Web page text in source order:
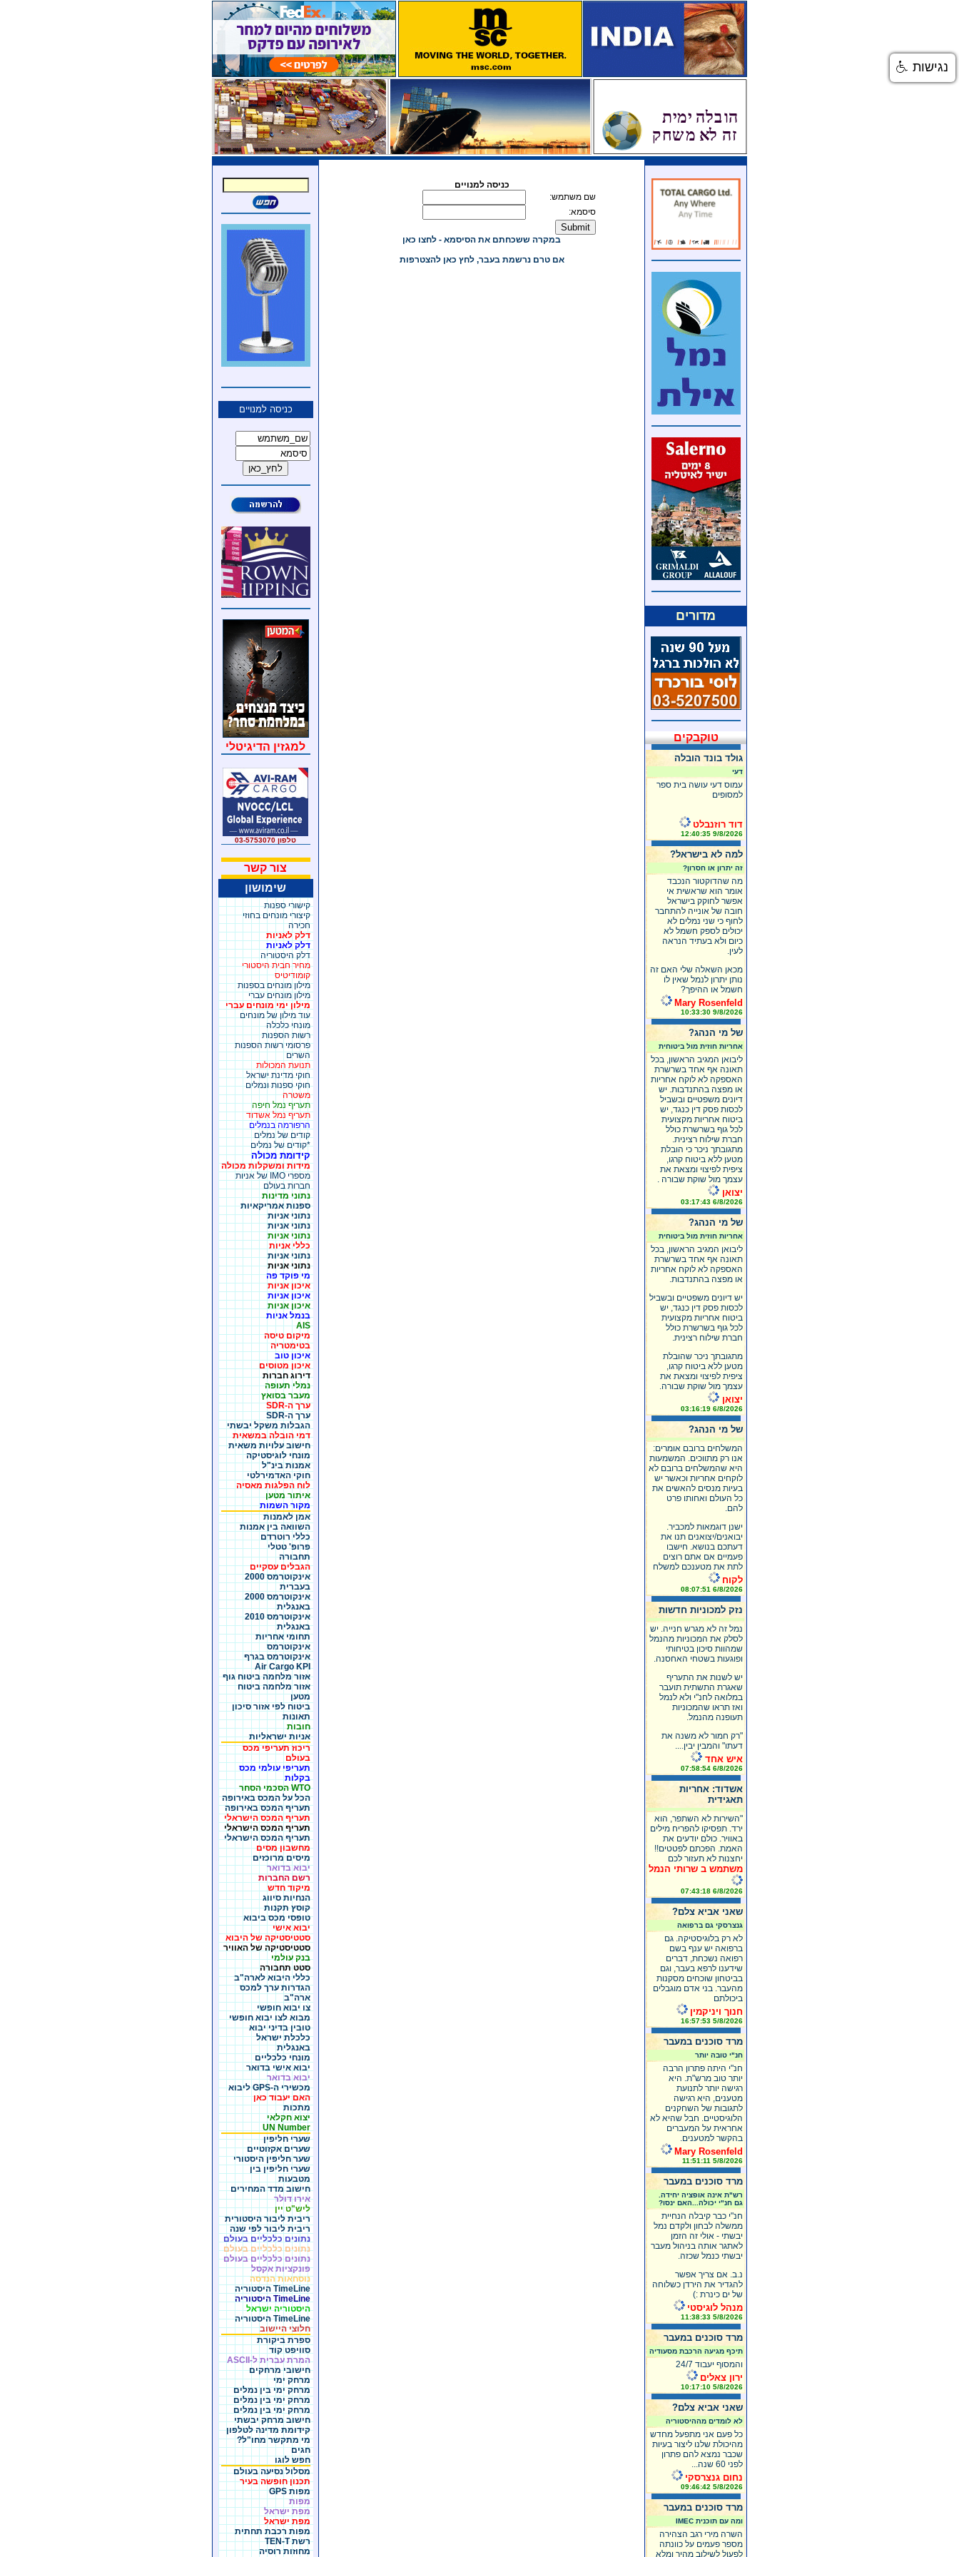
מדורים
טוקבקים
גולד בונד הובלה
דעי
עמוס דעי עושה בית ספר
למסופים
דוד רוזנבלט
9/8/2026 12:40:35
למה לא בישראל?
זה יתרון או חסרון?
מה שהדוקטור הנכבד
אומר הוא שראשית אי
אפשר לחוקק בישראל
חובה של אונייה להתחבר
לחוף כי שני נמלים לא
יכולים לספק חשמל לא
כיום ולא בעתיד הנראה
לעין.
מכאן השאלה שלי האם זה
נותן יתרון לנמל שאין לו
חשמל או ההיפך?
Mary Rosenfeld
9/8/2026 10:33:30
של מי הנהג?
אחריות חוזית מול ביטוחית
ליבואן המגיב הראשון, בכל
תאונה אף אחד בשרשרת
האספקה לא לוקח אחריות
או מפצה בהתנדבות. יש
דיונים משפטיים ובשביל
לכסות פסק דין כנגד, יש
ביטוח אחריות מקצועית
לכל גוף בשרשרת כולל
חברת שילוח רצינית.
מתגובתך ניכר כי הובלת
מטען ללא ביטוח קרגו,
ציפית לפיצוי ומצאת את
עצמך מול שוקת שבורה .
יצואן
6/8/2026 03:17:43
של מי הנהג?
אחריות חוזית מול ביטוחית
ליבואן המגיב הראשון, בכל
תאונה אף אחד בשרשרת
האספקה לא לוקח אחריות
או מפצה בהתנדבות.
יש דיונים משפטיים ובשביל
לכסות פסק דין כנגד, יש
ביטוח אחריות מקצועית
לכל גוף בשרשרת כולל
חברת שילוח רצינית.
מתגובתך ניכר שהובלת
מטען ללא ביטוח קרגו,
ציפית לפיצוי ומצאת את
עצמך מול שוקת שבורה.
יצואן
6/8/2026 03:16:19
של מי הנהג?
המשלחים ברובם אומרים:
אנו רק מתווכים. המשמעות
היא שהמשלחים ברובם לא
לוקחים אחריות וכאשר יש
בעיות מנסים להאשים את
כל העולם ואחותו פרט
להם.
ישנן דוגמאות למכביר.
יבואנים/יצואנים תנו את
דעתכם בנושא. חישבו
פעמיים אם אתם רוצים
לתת את מטענכם למשלח
לקוח
6/8/2026 08:07:51
נזק למכוניות חדשות
נמל זה לא מגרש חנייה. יש
לסלק את המכוניות מהנמל
שמהוות סיכון בטיחותי
ופוגעות בשטחי האחסנה.
יש לשנות את התעריף
שאגרת התשתית תועבר
במלואה לחנ"י ולא לנמל
ואז תראו שהמכוניות
תעופנה מהנמל.
"רק חמור לא משנה את
דעתו" והמבין יבין....
איש אחד
6/8/2026 07:58:54
אשדוד: אחריות
תאגידית
"השירות לא השתפר, הוא
ירד. תפסיקו להפריח מילים
באוויר. כולם יודעים את
האמת. הפכתם לפטטים!!
יחצנות לא תעזור לכם
משתמש ב שרותי הנמל
6/8/2026 07:43:18
שאני אביא צלם?
גנצרסקי גם ברפואה
לא רק בלוגיסטיקה. גם
ברפואה יש ענף בשם
רפואה נשכחת, דברים
שידענו לרפא בעבר, וגם
בביטחון שוכחים מסקנות
מהעבר. בני אדם מוגבלים
ביכולתם
חנוך ויניקמין
5/8/2026 16:57:53
מרד סוכנים במעבר
חנ"י טובה יותר
חנ"י היתה פתרון הרבה
יותר טוב מרש"ת. היא
רגישה יותר לתנועת
מטענים, היא רגישה
לתגובות של השחקנים
הלוגיסטיים. חבל שהיא לא
אחראית על המעברים
בהקשר למטענים.
Mary Rosenfeld
5/8/2026 11:51:11
מרד סוכנים במעבר
רש"ת אינה אופציה יחידה.
גם חנ"י יכולה...האם ינסו?
חנ"י כבר קיבלה הנחיית
ממשלה לבחון ולקדם נמל
יבשתי - אולי זה הזמן
לאתגר אותה בניהול מעבר
יבשתי כנמל שכזה.
נ.ב. אם צריך אפשר
להגדיר את הירדן כשלוחה
של ים כינרת :)
מנהל לוגיסטי
5/8/2026 11:38:33
מרד סוכנים במעבר
תיכף מגיעה הרכבת מסעודיה
והמסוף יעבוד 24/7
ירון צאלים
5/8/2026 10:17:10
שאני אביא צלם?
לא לומדים מההיסטוריה
כל פעם אני מתפעל מחדש
מהיכולת שלנו ליצור בעיות
שכבר נמצא להם פתרון
לפני 60 שנה...
נחום גנצרסקי
5/8/2026 09:46:42
מרד סוכנים במעבר
ומה עם תוכנית IMEC
השרה מירי רגב הצהירה
מספר פעמים על כוונתה
לפעול לשילוב מהיר ומלא
כניסה למנויים
שם משתמש:
סיסמא:
במקרה ששכחתם את הסיסמא - לחצו כאן
אם טרם נרשמת בעבר, לחץ כאן להצטרפות
כניסה למנויים
למגזין הדיגיטלי
טלפון 03-5753070
צור קשר
שימושון
קישורי ספנות
קיצורי מונחים בחוזי
חכירה
דלק לאניות
דלק לאניות
דלק היסטוריה
מחיר חבית היסטורי
קומודיטיס
מילון מונחים בספנות
מילון מונחים עברי
מילון ימי מונחים עברי
עוד מילון של מונחים
מונחי כלכלה
רשות הספנות
פרסומי רשות הספנות
השרים
תנועת המכולות
חוקי מדינת ישראל
חוקי ספנות ונמלים
משטרה
תעריף נמל חיפה
תעריף נמל אשדוד
הרפורמה בנמלים
קודים של נמלים
*קודים של נמלים
קידומת מכולה
מידות ומשקלות מכולה
מספרי IMO של אניות
חברות בעולם
נתוני מדינות
ספנות אמריקאיות
נתוני אניות
נתוני אניות
נתוני אניות
כללי אניות
נתוני אניות
נתוני אניות
מי פוקד פה
איכון אניות
איכון אניות
איכון אניות
בנמל אניות
AIS
מיקום טיסה
בטימטריה
איכון טוב
איכון מטוסים
דירוג חברות
נמלי תעופה
מעבר בסואץ
ערך ה-SDR
ערך ה-SDR
הגבלות משקל יבשתי
דמי הובלה במשאית
חישוב עלויות משאית
מונחי לוגיסטיקה
אמנות בינ"ל
חוקי האדמירלטי
לוח הפלגות מאסיה
איתור מטען
מקור השמות
אמן לאמנות
השוואה בין אמנות
כללי רוטרדם
פרופ' טטלי
תחבורה
הגבלים עסקיים
אינקוטרמס 2000
בעברית
אינקוטרמס 2000
באנגלית
אינקוטרמס 2010
באנגלית
תחומי אחריות
אינקוטרמס
אינקוטרמס בגרף
Air Cargo KPI
אזור מלחמה ביטוח גוף
אזור מלחמה ביטוח
מטען
ביטוח לפי אזור סיכון
תאונות
חובות
אניות ישראליות
ריכוז תעריפי מכס
בעולם
תעריפי עולמי מכס
בקלות
WTO הסכמי הסחר
הכל על המכס באירופה
תעריף המכס באירופה
תעריף המכס הישראלי
תעריף המכס הישראלי
תעריף המכס הישראלי
מחשבון מסים
מיסים מרוכזים
יבוא בדואר
רשם החברות
מיקוד חדש
הנחיות סיווג
קוסץ תקנות
טופסי מכס ביבוא
יבוא אישי
סטטיסטיקה של היבוא
סטטיסטיקה של האוויר
בנק עולמי
סטט תחבורה
כללי היבוא לארה"ב
הגדרות ערך למכס
ארה"ב
צו יבוא חופשי
מבוא לצו יבוא חופשי
טובין בדיני יבוא
כלכלת ישראל
באנגלית
מונחי כלכליים
יבוא אישי בדואר
יבוא בדואר
מכשירי ה-GPS ליבוא
האם יעבוד כאן
מתכות
יצוא חקלאי
UN Number
שערי חליפין
שערים אקזוטיים
שער חליפין היסטורי
שערי חליפין בין
מטבעות
חישוב מדד המחירים
אירו דולר
ליש"ט יין
ריבית ליבור היסטורית
ריבית ליבור לפי שנה
נתונים כלכליים בעולם
נתונים כלכליים בעולם
נתונים כלכליים בעולם
פונקציות אקסל
נוסחאות הנדסה
TimeLine היסטוריה
TimeLine היסטוריה
היסטוריה ישראל
TimeLine היסטוריה
חלוצי היישוב
ספרת ביקורת
סוויפט קוד
המרת עברית ל-ASCII
חישובי מרחקים
מרחק ימי
מרחק ימי בין נמלים
מרחק ימי בין נמלים
מרחק ימי בין נמלים
חישוב מרחק יבשתי
קידומת מדינה לטלפון
מי מתקשר מחו"ל?
חגים
חפש לוגו
מסלול נסיעה בעולם
תכנון חופשה בעיר
מפות GPS
מפות
מפת ישראל
מפת ישראל
מפות רכבת תחתית
רשת TEN-T
מחוזות רוסיה
נגישות